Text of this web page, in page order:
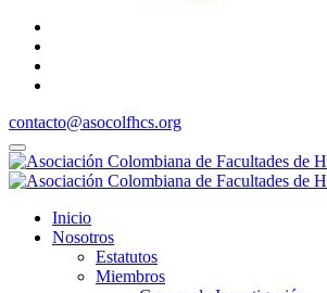
contacto@asocolfhcs.org
Inicio
Nosotros
Estatutos
Miembros